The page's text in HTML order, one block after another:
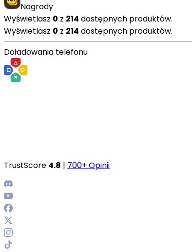
Nagrody
Wyświetlasz 0 z 214 dostępnych produktów.
Wyświetlasz 0 z 214 dostępnych produktów.
Doładowania telefonu
TrustScore 4.8 | 700+ Opinii